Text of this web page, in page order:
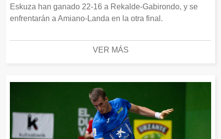
Eskuza han ganado 22-16 a Rekalde-Gabirondo, y se
enfrentarán a Amiano-Landa en la otra final.
VER MÁS